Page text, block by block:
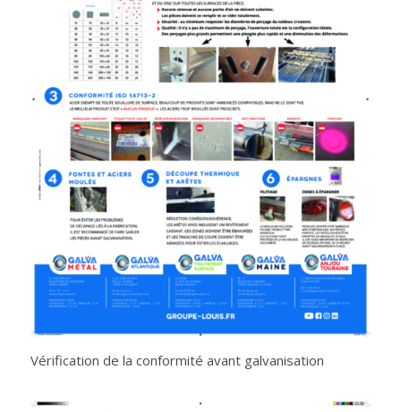
Vérification de la conformité avant galvanisation